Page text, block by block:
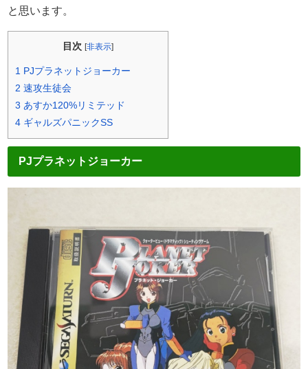
と思います。
目次 [非表示]
1 PJプラネットジョーカー
2 速攻生徒会
3 あすか120%リミテッド
4 ギャルズパニックSS
PJプラネットジョーカー